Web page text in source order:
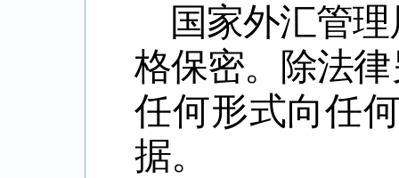
国家外汇管
格保密。除法
任何形式向任
据。